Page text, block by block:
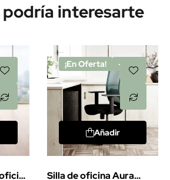
podría interesarte
¡En Oferta! -20%
Añadir
Silla de oficina Aura